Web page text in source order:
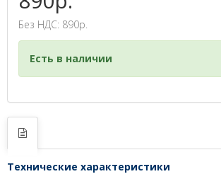
Без НДС: 890р.
Есть в наличии
Технические характеристики